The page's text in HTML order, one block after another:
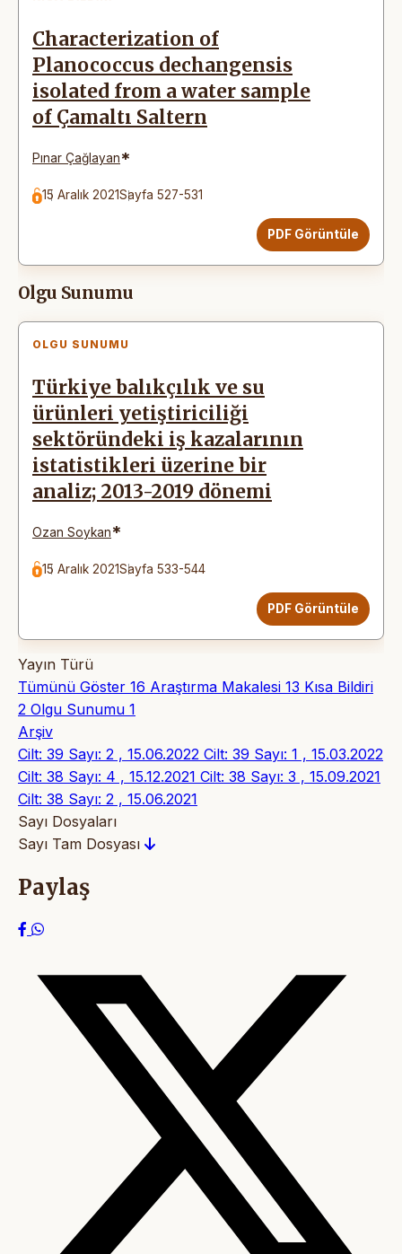
Characterization of
Planococcus dechangensis
isolated from a water sample
of Çamaltı Saltern
Pınar Çağlayan*
15 Aralık 2021Sayfa 527-531
PDF Görüntüle
Olgu Sunumu
OLGU SUNUMU
Türkiye balıkçılık ve su
ürünleri yetiştiriciliği
sektöründeki iş kazalarının
istatistikleri üzerine bir
analiz; 2013-2019 dönemi
Ozan Soykan*
15 Aralık 2021Sayfa 533-544
PDF Görüntüle
Yayın Türü
Tümünü Göster 16 Araştırma Makalesi 13 Kısa Bildiri
2 Olgu Sunumu 1
Arşiv
Cilt: 39 Sayı: 2 , 15.06.2022 Cilt: 39 Sayı: 1 , 15.03.2022
Cilt: 38 Sayı: 4 , 15.12.2021 Cilt: 38 Sayı: 3 , 15.09.2021
Cilt: 38 Sayı: 2 , 15.06.2021
Sayı Dosyaları
Sayı Tam Dosyası
Paylaş